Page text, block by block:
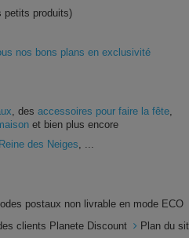
petits produits)
nos bons plans en exclusivité
, desaccessoires pour faire la fête
et bien plus encore
Reine des Neiges
postaux non livrable en mode ECO
clients Planete Discount Plan du